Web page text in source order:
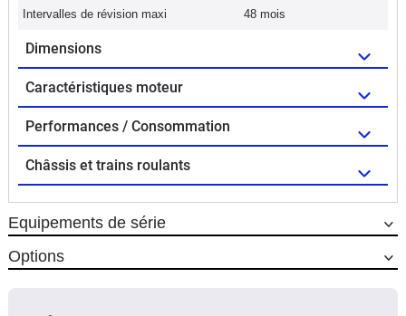
Intervalles de révision maxi 48 mois
Dimensions
Caractéristiques moteur
Performances / Consommation
Châssis et trains roulants
Equipements de série
Options